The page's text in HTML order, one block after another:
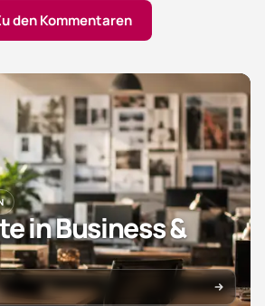
den Kommentaren
in Business &